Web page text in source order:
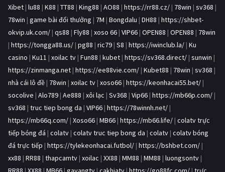
Xibet | lu88 | K88 | TT88 | King88 | AO88 | https://rr88.cz/ | 78win | sv368 |
78win | game bài đổi thưởng | 7M | Bongdalu | DH88 | https://shbet-
okvip.uk.com/ | qs88 | Fly88 | xoso 66 | VIP66 | OPEN88 | OPEN88 | 78win
| https://tongga88.us/ | pg88 | ric79 | S8 | https://iwinclub.la/ | Ku
casino | Ku11 | xoilac tv | Fun88 | kubet | https://sv368.direct/ | sunwin |
https://zinmanga.net | https://ee88vie.com/ | Kubet88 | 78win | sv368 |
nhà cái lô đề | 78win | xoilac tv | xoso66 | https://keonhacai55.bet/ |
socolive | Alo789 | Ae888 | xôi lạc | Sv368 | Vip66 | https://mb66p.com/ |
sv368 | truc tiep bong da | VIP66 | https://78winnh.net/ |
https://mb66q.com/ | Xoso66 | MB66 | https://mb66.life/ | colatv trực
tiếp bóng đá | colatv | colatv truc tiep bong da | colatv | colatv bóng
đá trực tiếp | https://tylekeonhacai.futbol/ | https://bshbet.com/ |
xx88 | RR88 | thapcamtv | xoilac | XX88 | MM88 | MM88 | luongsontv |